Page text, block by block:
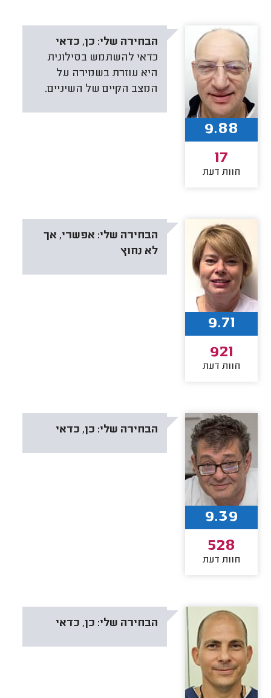
הבחירה שלי: כן, כדאי
כדאי להשתמש בסילונית
היא עוזרת בשמירה על
המצב הקיים של השיניים.
9.88
17
חוות דעת
הבחירה שלי: אפשרי, אך
לא נחוץ
9.71
921
חוות דעת
הבחירה שלי: כן, כדאי
9.39
528
חוות דעת
הבחירה שלי: כן, כדאי